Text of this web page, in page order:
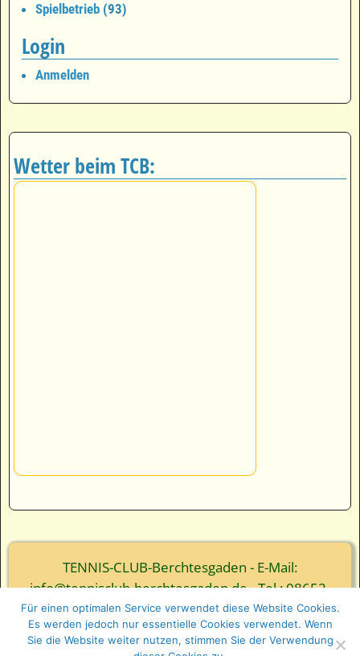
Spielbetrieb (93)
Login
Anmelden
Wetter beim TCB:
TENNIS-CLUB-Berchtesgaden - E-Mail:
info@tennisclub-berchtesgaden.de - Tel.: 08652-
3839
© Webgestaltung - Ernst Wurm und Florian Wurm
GbR
Für einen optimalen Service verwendet diese Website Cookies.
Es werden jedoch nur essentielle Cookies verwendet. Wenn
Sie die Website weiter nutzen, stimmen Sie der Verwendung